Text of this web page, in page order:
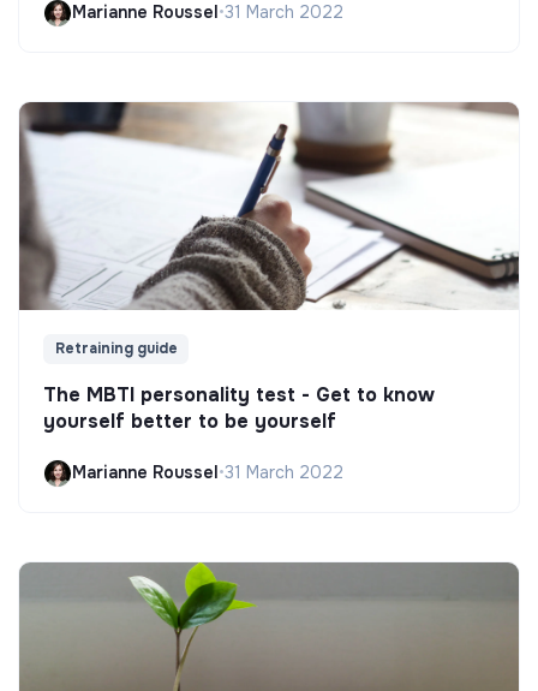
Marianne Roussel •31 March 2022
Retraining guide
The MBTI personality test - Get to know
yourself better to be yourself
Marianne Roussel•31 March 2022